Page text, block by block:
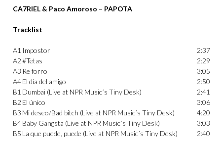
CA7RIEL & Paco Amoroso – PAPOTA
Tracklist
A1 Impostor
2:37
A2#Tetas
2:29
A3 Re forro
3:05
A4El día del amigo
2:50
B1 Dumbai (Live at NPR Music´s Tiny Desk)
2:41
B2 El único
3:06
B3 Mi deseo/Bad bitch (Live at NPR Music´s Tiny Desk)
4:20
B4Baby Gangsta (Live at NPR Music´s Tiny Desk)
3:03
B5 La que puede, puede (Live at NPR Music´s Tiny Desk) 2:40